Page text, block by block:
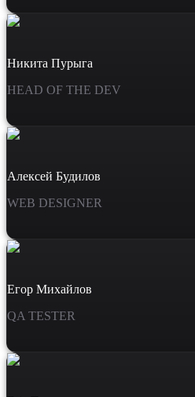
Никита Пурыга
HEAD OF THE DEV
Алексей Будилов
WEB DESIGNER
Егор Михайлов
QA TESTER